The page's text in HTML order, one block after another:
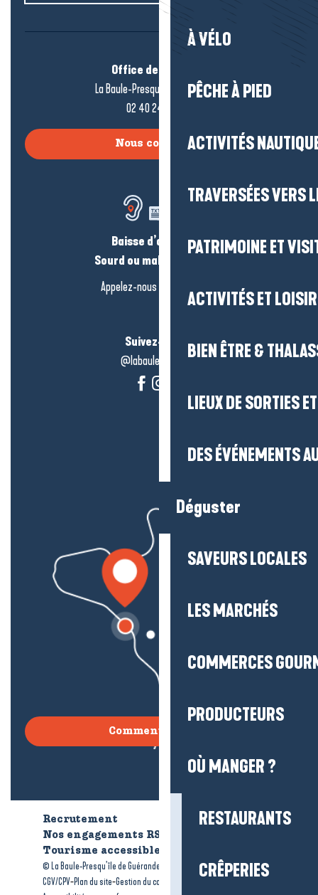
À VÉLO
PÊCHE À PIED
ACTIVITÉS
TRAVERSÉES VERS
PATRIMOINE ET
ACTIVITÉS ET
BIEN ÊTRE &
LIEUX DE SORTIES
DES ÉVÉNEMENTS
Déguster
SAVEURS LOCALES
LES MARCHÉS
COMMERCES
PRODUCTEURS
OÙ MANGER ?
RESTAURANTS
CRÊPERIES
Office de tourisme
La Baule-Presqu’île de Guérande
02 40 24 34 44
Nous contacter
Baisse d’audition ?
Sourd ou malentendant ?
Appelez-nous en
Suivez-nous !
@labauleguérande
Comment venir ?
Recrutement
Qui sommes-nous ?
Nos engagements RSE
Tourisme accessible
© La Baule-Presqu’île de Guérande tourisme Mentions légales-
CGV/CPV-Plan du site-Gestion du consentement